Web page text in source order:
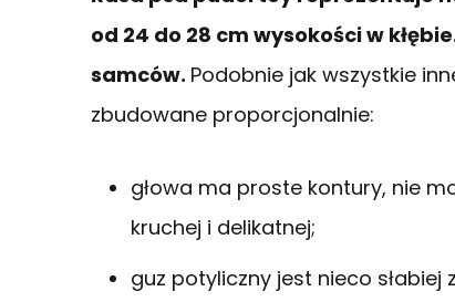
od 24 do 28 cm wysokości w
samców. Podobnie jak wszystkie
zbudowane proporcjonalnie:
głowa ma proste kontury, nie
kruchej i delikatnej;
guz potyliczny jest nieco